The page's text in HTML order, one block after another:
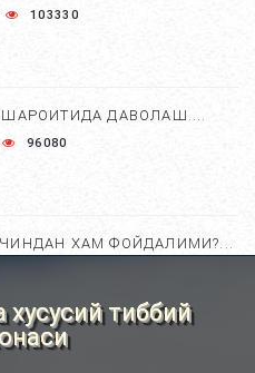
103330
ДАВОЛАШ....
96080
ХАМ ФОЙДАЛИМИ?...
хусусий тиббий